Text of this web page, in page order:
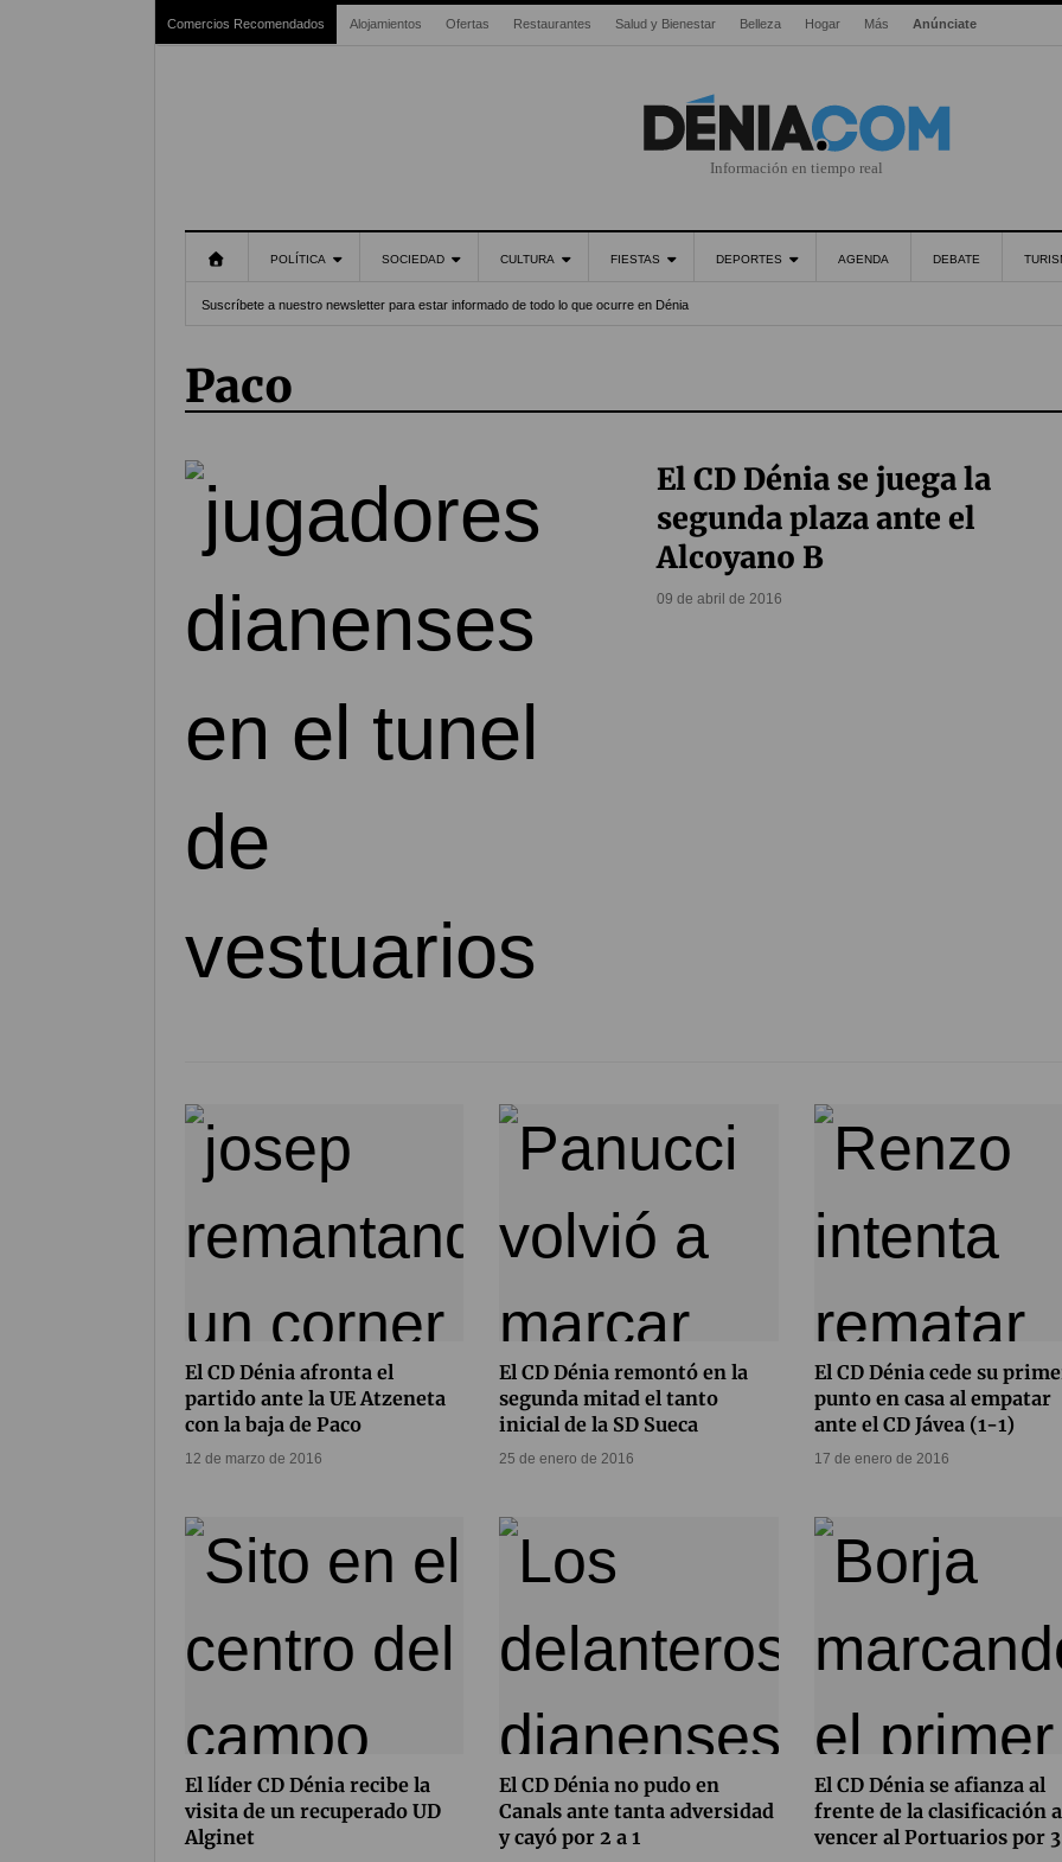
Comercios Recomendados Alojamientos Ofertas Restaurantes Salud y Bienestar Belleza Hogar Más Anúnciate
Información en tiempo real
POLÍTICA SOCIEDAD CULTURA FIESTAS DEPORTES AGENDA DEBATE
Suscríbete a nuestro newsletter para estar informado de todo lo que ocurre en Dénia
Paco
El CD Dénia se juega la
segunda plaza ante el
Alcoyano B
09 de abril de 2016
El CD Dénia afronta el
partido ante la UE Atzeneta
con la baja de Paco
12 de marzo de 2016
El CD Dénia remontó en la
segunda mitad el tanto
inicial de la SD Sueca
25 de enero de 2016
El CD Dénia cede su
punto en casa al empatar
ante el CD Jávea (1-1)
17 de enero de 2016
El líder CD Dénia recibe la
visita de un recuperado UD
Alginet
El CD Dénia no pudo en
Canals ante tanta adversidad
y cayó por 2 a 1
El CD Dénia se afianza al
frente de la clasificación
vencer al Portuarios por 3